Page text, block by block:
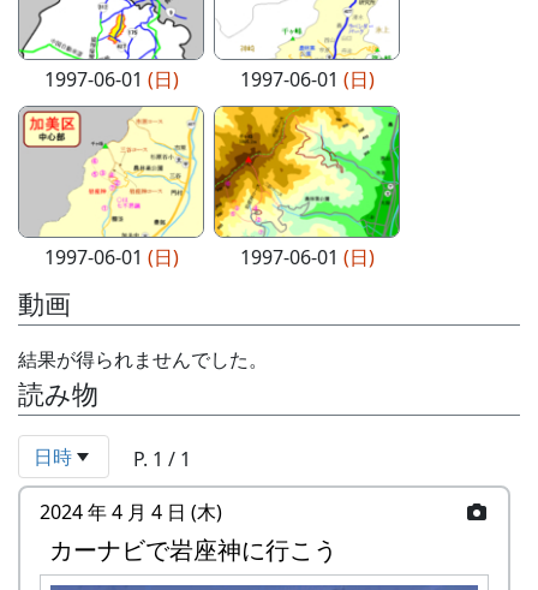
1997-06-01 (日) 1997-06-01 (日)
1997-06-01 (日) 1997-06-01 (日)
動画
結果が得られませんでした。
読み物
日時
P. 1 / 1
2024 年 4 月 4 日 (木)
カーナビで岩座神に行こう